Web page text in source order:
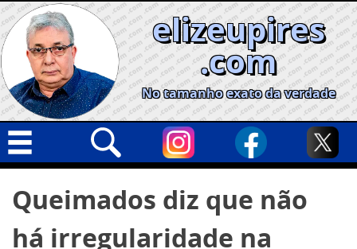
Skip
to
content
elizeupires
.com
No tamanho exato da verdade
Geral
Cidades
por:
Queimados diz que não
há irregularidade na